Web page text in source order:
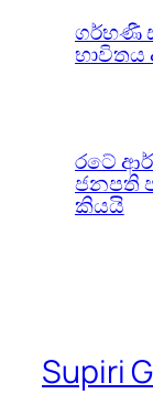
ගර්භණී
භාවිතය
රටේ
ජනපති
කියයි
Supiri